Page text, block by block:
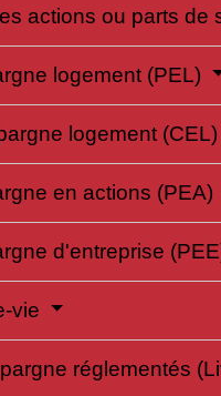
actions ou parts de
logement (PEL)
logement (CEL)
en actions (PEA)
d'entreprise
vie
réglementés